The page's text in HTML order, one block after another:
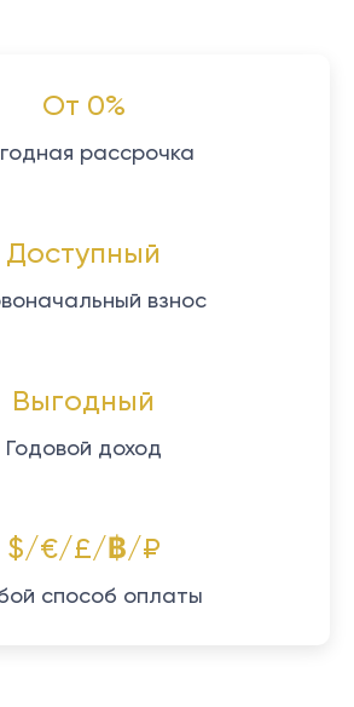
От 0%
рассрочка
Доступный
взнос
Выгодный
Годовой доход
$/€/£/฿/₽
способ оплаты